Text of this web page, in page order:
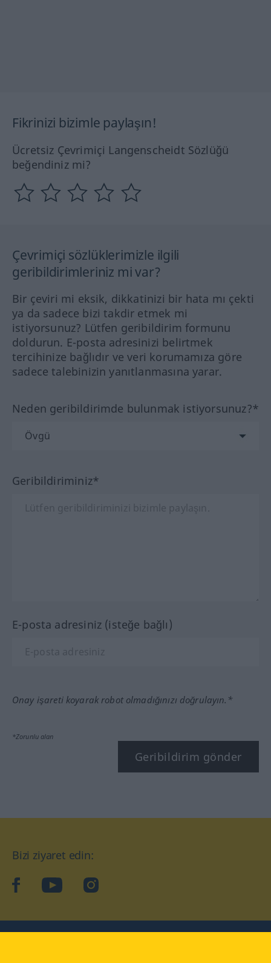
Fikrinizi bizimle paylaşın!
Ücretsiz Çevrimiçi Langenscheidt Sözlüğü
beğendiniz mi?
Çevrimiçi sözlüklerimizle ilgili
geribildirimleriniz mi var?
Bir çeviri mi eksik, dikkatinizi bir hata mı çekti
ya da sadece bizi takdir etmek mi
istiyorsunuz? Lütfen geribildirim formunu
doldurun. E-posta adresinizi belirtmek
tercihinize bağlıdır ve veri korumamıza göre
sadece talebinizin yanıtlanmasına yarar.
Neden geribildirimde bulunmak istiyorsunuz?*
Geribildiriminiz*
E-posta adresiniz (isteğe bağlı)
Onay işareti koyarak robot olmadığınızı doğrulayın.*
*Zorunlu alan
Geribildirim gönder
Bizi ziyaret edin:
facebookYouTubeInstagram